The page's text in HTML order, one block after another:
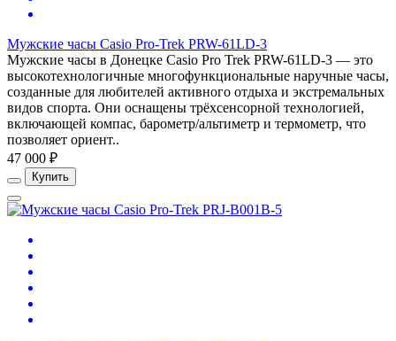
Мужские часы Casio Pro-Trek PRW-61LD-3
Мужские часы в Донецке Casio Pro Trek PRW-61LD-3 — это
высокотехнологичные многофункциональные наручные часы,
созданные для любителей активного отдыха и экстремальных
видов спорта. Они оснащены трёхсенсорной технологией,
включающей компас, барометр/альтиметр и термометр, что
позволяет ориент..
47 000 ₽
Купить